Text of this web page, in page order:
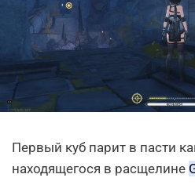
Первый куб парит в пасти
находящегося в расщелине